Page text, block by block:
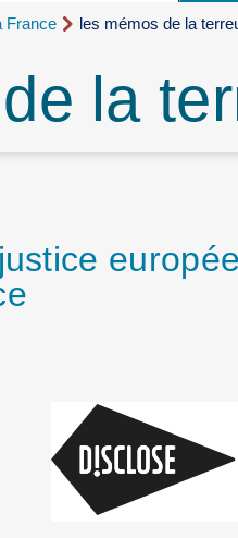
France les mémos de la
la